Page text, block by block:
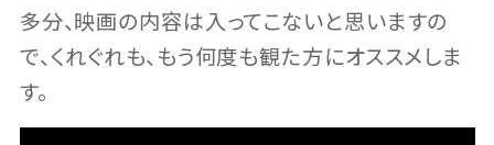
多分、映画の内容は入ってこないと思いますの
で、くれぐれも、もう何度も観た方にオススメしま
す。